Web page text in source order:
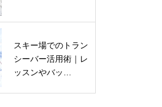
スキー場でのトラン
シーバー活用術｜レ
ッスンやバッ…